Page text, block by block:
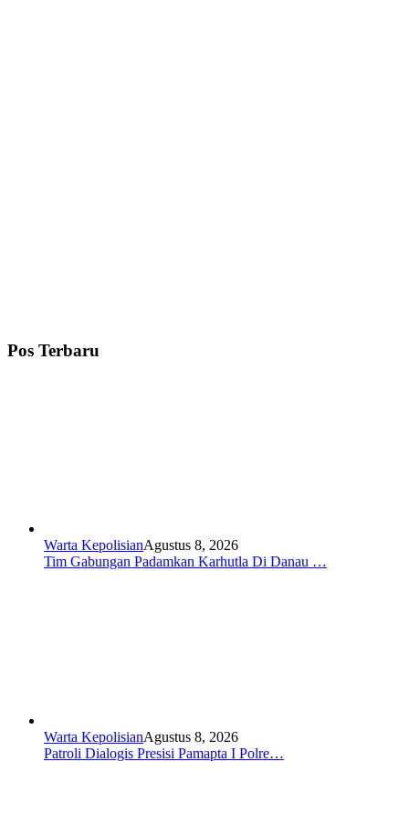
Pos Terbaru
Warta KepolisianAgustus 8, 2026
Tim Gabungan Padamkan Karhutla Di Danau …
Warta KepolisianAgustus 8, 2026
Patroli Dialogis Presisi Pamapta I Polre…